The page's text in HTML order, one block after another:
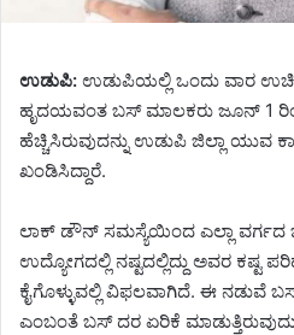
ಉಡುಪಿ: ಉಡುಪಿಯಲ್ಲಿ ಒಂದು ವಾರ
ಹೃದಯವಂತ ಬಸ್ ಮಾಲಕರು ಜೂನ್ 1
ಹೆಚ್ಚಿಸಿರುವುದನ್ನು ಉಡುಪಿ ಜಿಲ್ಲಾ ಯುವ
ಖಂಡಿಸಿದ್ದಾರೆ.
ಲಾಕ್ ಡೌನ್ ಸಮಸ್ಯೆಯಿಂದ ಎಲ್ಲಾ ವರ್ಗದ
ಉದ್ಯೋಗದಲ್ಲಿ ನಷ್ಟದಲ್ಲಿದ್ದು ಅವರ ಕಷ್ಟ
ಕೈಗೊಳ್ಳುವಲ್ಲಿ ವಿಫಲವಾಗಿದೆ. ಈ
ಎಂಬಂತೆ ಬಸ್ ದರ ಏರಿಕೆ